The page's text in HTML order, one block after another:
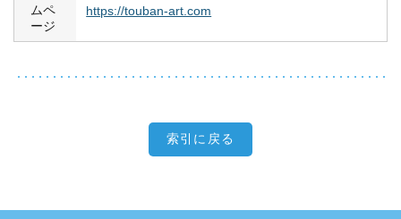
ムペ
ージ
https://touban-art.com
索引に戻る